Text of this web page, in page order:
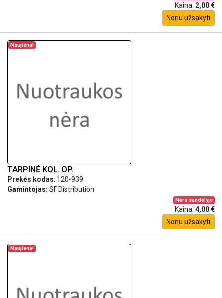
Kaina: 2,00 €
Noriu užsakyti
Naujiena!
TARPINĖ KOL. OP.
Prekės kodas: 120-939
Gamintojas: SF Distribution
Nėra sandėlyje
Kaina: 4,00 €
Noriu užsakyti
Naujiena!